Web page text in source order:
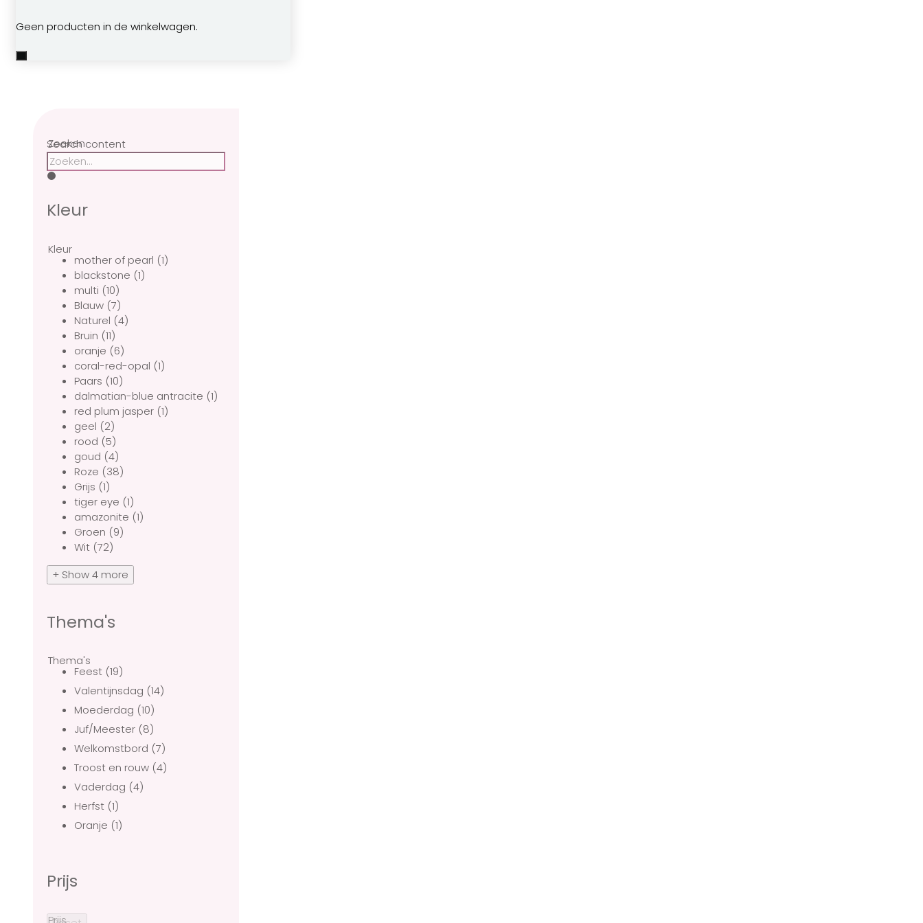
Geen producten in de winkelwagen.
Zoeken
Search content
Kleur
Kleur
mother of pearl (1)
blackstone (1)
multi (10)
Blauw (7)
Naturel (4)
Bruin (11)
oranje (6)
coral-red-opal (1)
Paars (10)
dalmatian-blue antracite (1)
red plum jasper (1)
geel (2)
rood (5)
goud (4)
Roze (38)
Grijs (1)
tiger eye (1)
amazonite (1)
Groen (9)
Wit (72)
+ Show 4 more
Thema's
Thema's
Feest (19)
Valentijnsdag (14)
Moederdag (10)
Juf/Meester (8)
Welkomstbord (7)
Troost en rouw (4)
Vaderdag (4)
Herfst (1)
Oranje (1)
Prijs
Prijs